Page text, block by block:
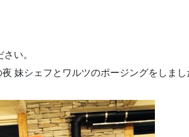
い。
妹シェフとワルツのポージングをしまし